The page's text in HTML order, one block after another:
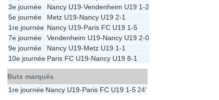
3e journée
Nancy U19-Vendenheim U19 1-2
5e journée
Metz U19-Nancy U19 2-1
1re journée Nancy U19-Paris FC U19 1-5
7e journée
Vendenheim U19-Nancy U19 2-0
9e journée
Nancy U19-Metz U19 1-1
10e journée Paris FC U19-Nancy U19 8-1
Buts marqués
1re journée Nancy U19-Paris FC U19 1-5 24'